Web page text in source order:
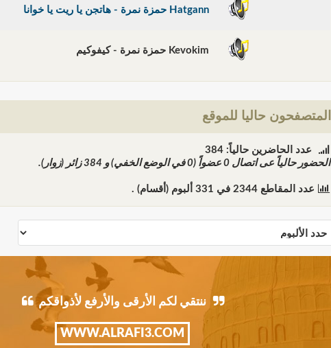
Hatgann حمزة نمرة - هاتجن يا ريت يا خوانا
المتصفحون حاليا للموقع
عدد الحاضرين حالياً: 384
الحضور حالياً عى اتصال0 عضواً (0 في الوضع الخفي) و 384زائر (زوار).
عدد المقاطع 2344في 331ألبوم (أقسام) .
ننتقي لكم الأرقى والأرفع لأذواقكم
WWW.ALRAFI3.COM